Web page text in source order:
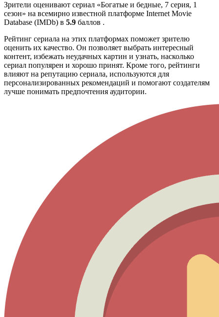
Зрители оценивают сериал «Богатые и бедные, 7 серия, 1
сезон» на всемирно известной платформе Internet Movie
Database (IMDb) в 5.9 баллов .
Рейтинг сериала на этих платформах поможет зрителю
оценить их качество. Он позволяет выбрать интересный
контент, избежать неудачных картин и узнать, насколько
сериал популярен и хорошо принят. Кроме того, рейтинги
влияют на репутацию сериала, используются для
персонализированных рекомендаций и помогают создателям
лучше понимать предпочтения аудитории.